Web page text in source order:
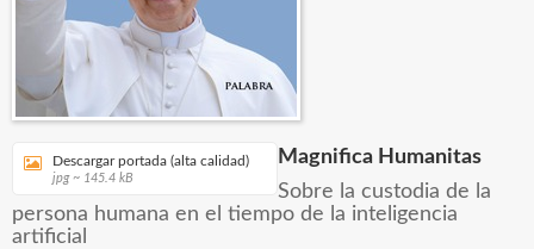
Descargar portada (alta calidad)
jpg ~ 145.4 kB
Magnifica Humanitas
Sobre la custodia de la
persona humana en el tiempo de la inteligencia
artificial